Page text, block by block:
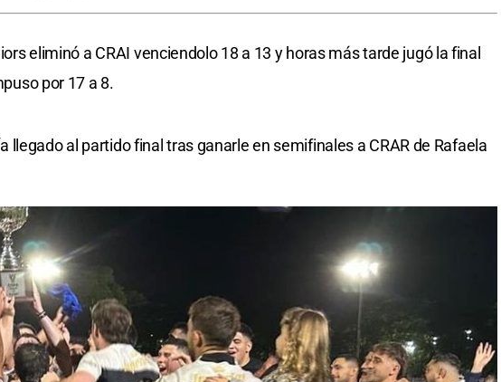
eliminó a CRAI venciendolo 18 a 13 y horas más tarde jugó la final
por 17 a 8.
llegado al partido final tras ganarle en semifinales a CRAR de Rafaela